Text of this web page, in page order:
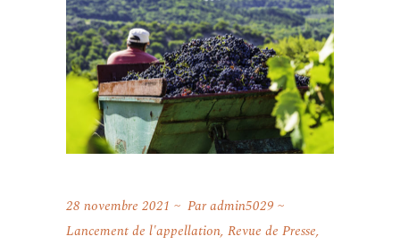
28 novembre 2021 Paradmin5029
Lancement de l'appellation, Revue de Presse,